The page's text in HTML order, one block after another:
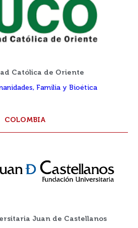
Católica de Oriente
Familia y Bioética
COLOMBIA
Juan de Castellanos